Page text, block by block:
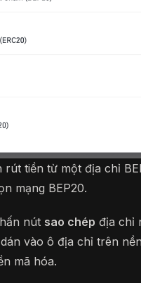
rút tiền từ một địa chỉ
mạng BEP20.
nút sao chép địa chỉ
vào ô địa chỉ trên
mã hóa.